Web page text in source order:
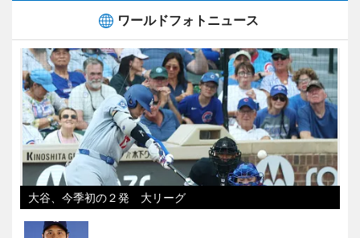
ワールドフォトニュース
大谷、今季初の２発 大リーグ